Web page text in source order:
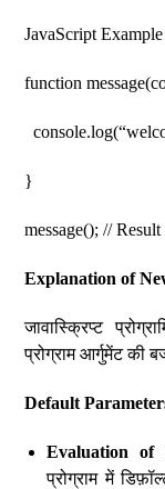
JavaScript
function
}
message(); //
Explanation of
जावास्क्रिप्ट
प्रोग्राम आर्गुमेंट
Default
Evaluation of
प्रोग्राम में